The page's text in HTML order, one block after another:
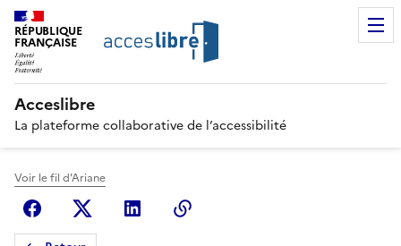
RÉPUBLIQUE
FRANÇAISE
Acceslibre
La plateforme collaborative de l’accessibilité
Voir le fil d'Ariane
FacebookX (anciennement Twitter)
Linkedin